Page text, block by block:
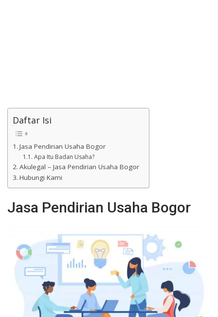
Daftar Isi
Jasa Pendirian Usaha Bogor
Apa Itu Badan Usaha?
Akulegal – Jasa Pendirian Usaha Bogor
Hubungi Kami
Jasa Pendirian Usaha Bogor